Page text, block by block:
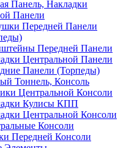
Панель, Накладки
Панели
Передней Панели
Передней Панели
Центральной Панели
Панели (Торпеды)
Тоннель, Консоль
Центральной Консоли
Кулисы КПП
Центральной Консоли
Консоли
Передней Консоли